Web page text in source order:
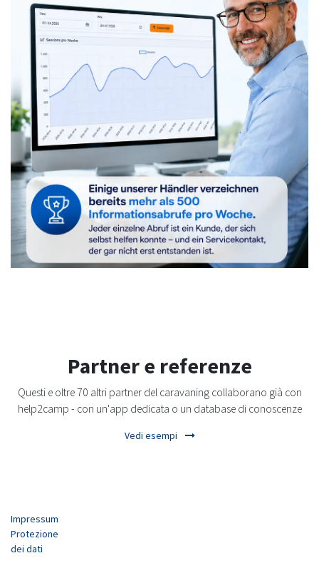
Partner e referenze
Questi e oltre 70 altri partner del caravaning collaborano già con
help2camp - con un'app dedicata o un database di conoscenze
Vedi esempi
Impressum
Protezione
dei dati